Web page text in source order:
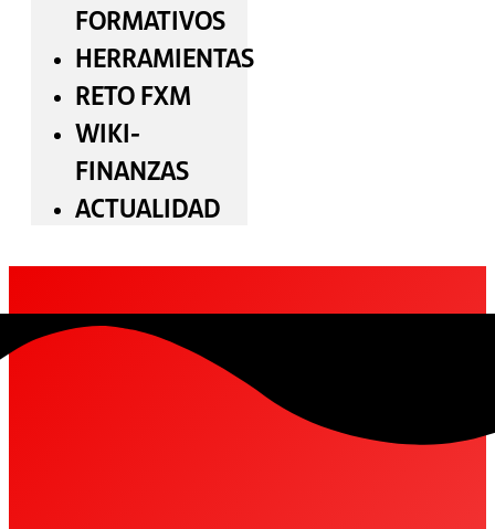
FORMATIVOS
HERRAMIENTAS
RETO FXM
WIKI-
FINANZAS
ACTUALIDAD